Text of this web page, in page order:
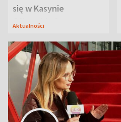
się w Kasynie
Oficerskim?
Aktualności